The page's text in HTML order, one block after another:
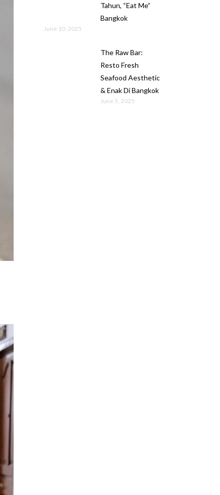
Tahun, “Eat Me”
Bangkok
June 10, 2025
The Raw Bar:
Resto Fresh
Seafood Aesthetic
& Enak Di Bangkok
June 5, 2025